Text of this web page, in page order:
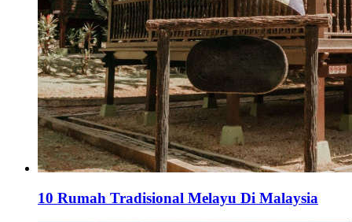
10 Rumah Tradisional Melayu Di Malaysia